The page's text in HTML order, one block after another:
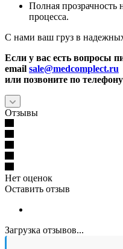
Полная прозрачность
процесса.
С нами ваш груз в
Если у вас есть вопросы
email sale@medcomplect.ru
или позвоните по телефону
Отзывы
Нет оценок
Оставить отзыв
Загрузка отзывов...